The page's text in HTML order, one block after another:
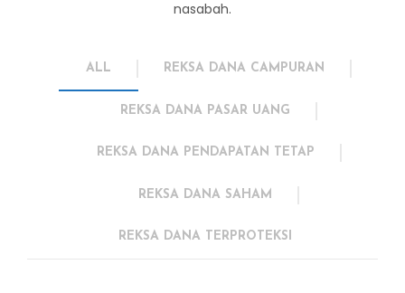
nasabah.
ALL REKSA DANA CAMPURAN
REKSA DANA PASAR UANG
REKSA DANA PENDAPATAN TETAP
REKSA DANA SAHAM
REKSA DANA TERPROTEKSI